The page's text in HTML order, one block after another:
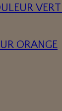
ORANGE